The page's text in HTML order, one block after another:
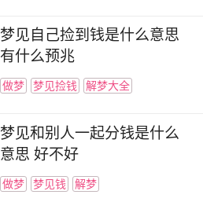
梦见自己捡到钱是什么意思
有什么预兆
做梦 梦见捡钱 解梦大全
梦见和别人一起分钱是什么
意思 好不好
做梦 梦见钱 解梦